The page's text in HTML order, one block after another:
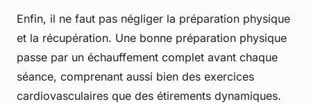
Enfin, il ne faut pas négliger la préparation physique
et la récupération. Une bonne préparation physique
passe par un échauffement complet avant chaque
séance, comprenant aussi bien des exercices
cardiovasculaires que des étirements dynamiques.